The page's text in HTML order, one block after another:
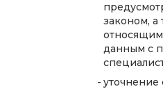
законом, а
данным с
уточнение